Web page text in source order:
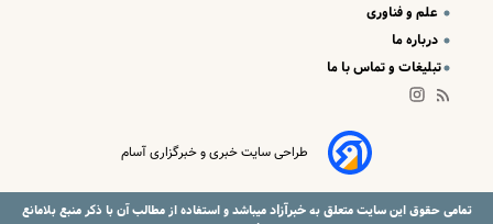
علم و فناوری
درباره ما
تبلیغات و تماس با ما
طراحی سایت خبری و خبرگزاری آسام
تمامی حقوق این سایت متعلق بهخبرآزادمیباشد و استفاده از مطالب آن با ذکر منبع بلامانع